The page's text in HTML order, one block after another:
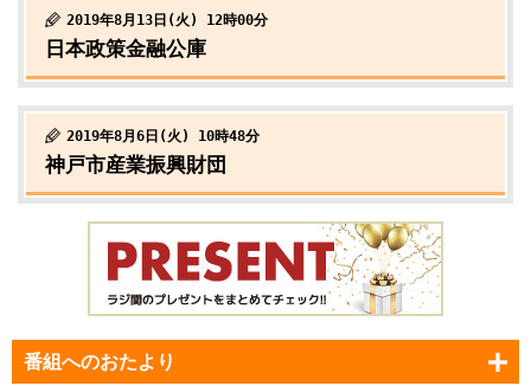
2019年8月13日(火) 12時00分
日本政策金融公庫
2019年8月6日(火) 10時48分
神戸市産業振興財団
番組へのおたより